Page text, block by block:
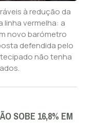
à redução da
linha vermelha: a
novo barómetro
defendida pelo
não tenha
SOBE 16,8% EM